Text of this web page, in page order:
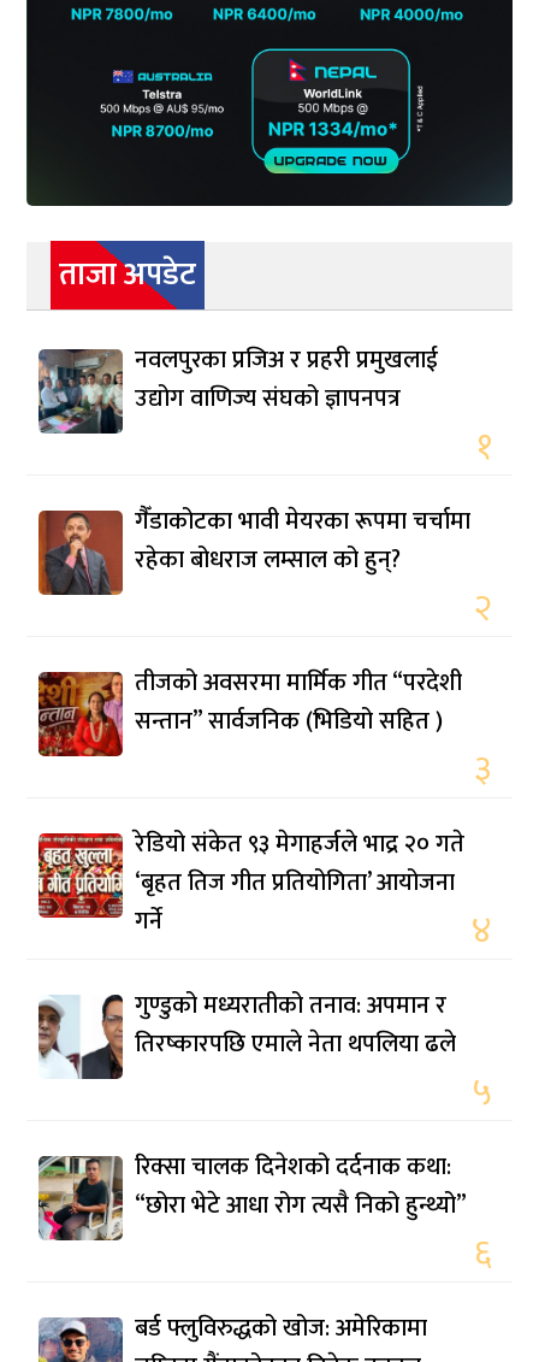
ताजा अपडेट
नवलपुरका प्रजिअ र प्रहरी प्रमुखलाई
उद्योग वाणिज्य संघको ज्ञापनपत्र
१
गैँडाकोटका भावी मेयरका रूपमा चर्चामा
रहेका बोधराज लम्साल को हुन्?
२
तीजको अवसरमा मार्मिक गीत “परदेशी
सन्तान” सार्वजनिक (भिडियो सहित )
३
रेडियो संकेत ९३ मेगाहर्जले भाद्र २० गते
‘बृहत तिज गीत प्रतियोगिता’ आयोजना
गर्ने
४
गुण्डुको मध्यरातीको तनाव: अपमान र
तिरष्कारपछि एमाले नेता थपलिया ढले
५
रिक्सा चालक दिनेशको दर्दनाक कथा:
“छोरा भेटे आधा रोग त्यसै निको हुन्थ्यो”
६
बर्ड फ्लुविरुद्धको खोज: अमेरिकामा